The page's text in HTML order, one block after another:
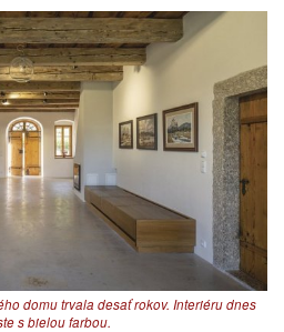
domu trvala desať rokov. Interiéru dnes
s bielou farbou.